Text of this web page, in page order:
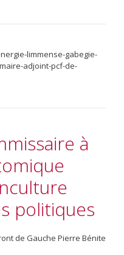
limmense-gabegie-
adjoint-pcf-de-
à
politiques
de Gauche Pierre Bénite